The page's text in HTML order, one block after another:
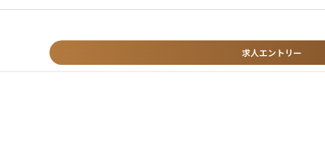
します。
持っていただける方
求人エントリー